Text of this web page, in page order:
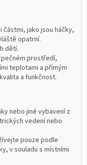
částmi, jako jsou háčky,
opatrní.
dětí.
prostředí,
teplotami a přímým
a funkčnost.
nebo jiné vybavení z
vedení nebo
pouze podle
v souladu s místními